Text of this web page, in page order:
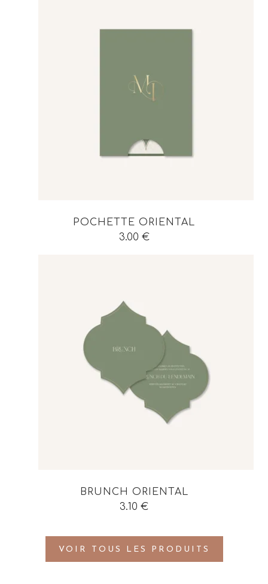
POCHETTE ORIENTAL
3.00 €
BRUNCH ORIENTAL
3.10 €
VOIR TOUS LES PRODUITS